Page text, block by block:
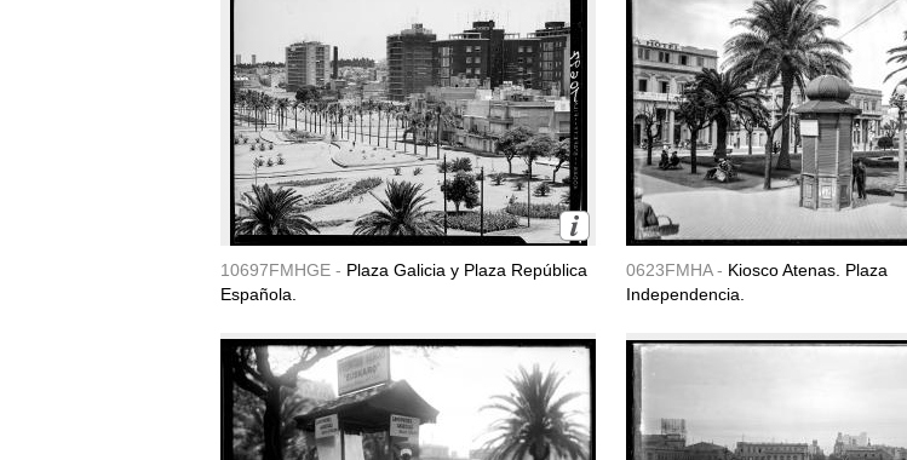
10697FMHGE - Plaza Galicia y Plaza República
Española.
0623FMHA - Kiosco Atenas. Plaza
Independencia.